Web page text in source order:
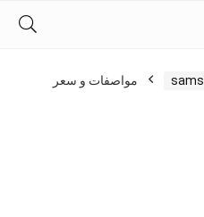
مواصفات و سعر